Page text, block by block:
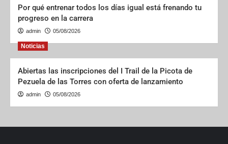
Por qué entrenar todos los días igual está frenando tu
progreso en la carrera
admin 05/08/2026
Noticias
Abiertas las inscripciones del I Trail de la Picota de
Pezuela de las Torres con oferta de lanzamiento
admin 05/08/2026